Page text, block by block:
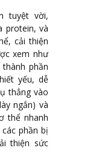
tuyệt vời,
protein, và
cải thiện
xem như
phần
yếu, dễ
thẳng vào
ngắn) và
thể nhanh
phần bị
thiện sức